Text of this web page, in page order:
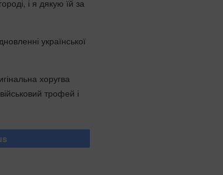
і я дякую їй за
української
хоругва
трофей і